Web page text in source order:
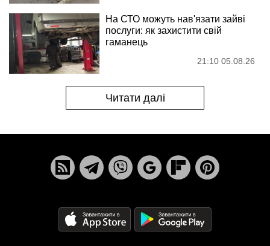
На СТО можуть нав'язати зайві
послуги: як захистити свій
гаманець
21:10 05.08.26
Читати далі